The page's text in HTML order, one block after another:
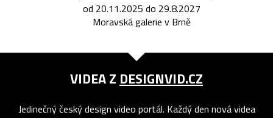
od 20.11.2025 do 29.8.2027
Moravská galerie v Brně
VIDEA Z DESIGNVID.CZ
Jedinečný český design video portál. Každý den nová videa